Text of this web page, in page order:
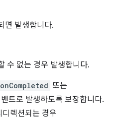
면 발생합니다.
수 없는 경우 발생합니다.
onCompleted 또는
트로 발생하도록 보장합니다.
디렉션되는 경우